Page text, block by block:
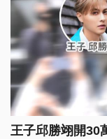
王子邱勝翊開30